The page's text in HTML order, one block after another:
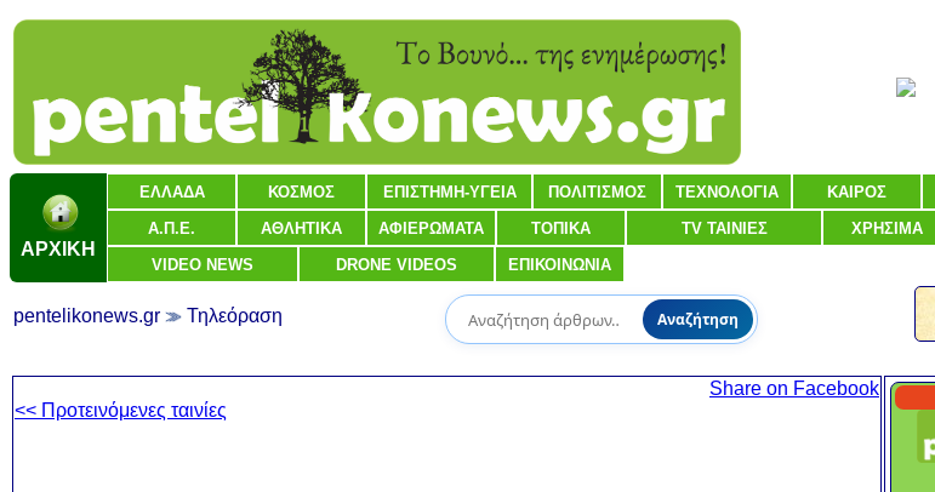
ΑΡΧΙΚΗ
ΕΛΛΑΔΑ ΚΟΣΜΟΣ ΕΠΙΣΤΗΜΗ-ΥΓΕΙΑ ΠΟΛΙΤΙΣΜΟΣ ΤΕΧΝΟΛΟΓΙΑ ΚΑΙΡΟΣ
Α.Π.Ε. ΑΘΛΗΤΙΚΑ ΑΦΙΕΡΩΜΑΤΑ ΤΟΠΙΚΑ TV ΤΑΙΝΙΕΣ ΧΡΗΣΙΜΑ
VIDEO NEWS DRONE VIDEOS ΕΠΙΚΟΙΝΩΝΙΑ
pentelikonews.gr Τηλεόραση Αναζήτηση
Share on Facebook
<< Προτεινόμενες ταινίες